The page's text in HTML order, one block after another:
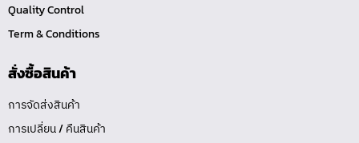
Quality Control
Term & Conditions
สั่งซื้อสินค้า
การจัดส่งสินค้า
การเปลี่ยน / คืนสินค้า